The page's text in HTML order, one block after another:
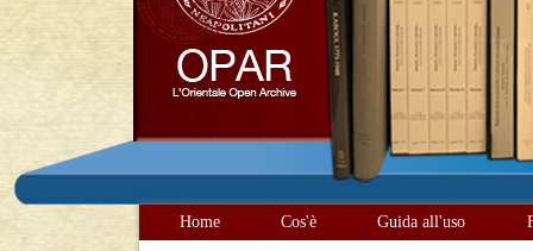
Home Cos'è Guida all'uso